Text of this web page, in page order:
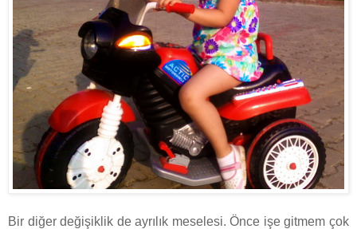
Bir diğer değişiklik de ayrılık meselesi. Önce işe gitmem çok